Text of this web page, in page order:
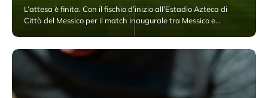
L’attesa è finita. Con il fischio d’inizio all’Estadio Azteca di
Città del Messico per il match inaugurale tra Messico e…
12 Giugno 2026